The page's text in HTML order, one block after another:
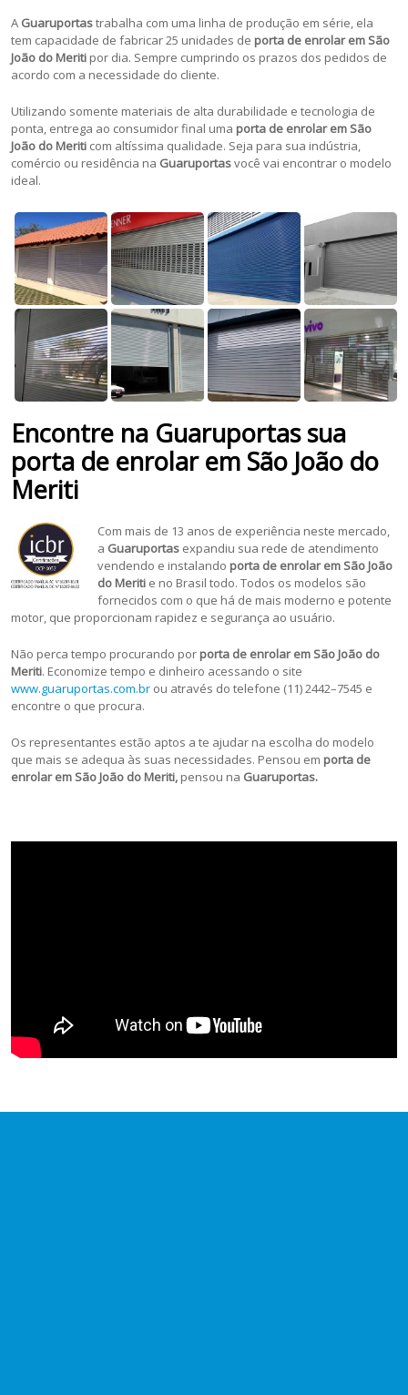
A Guaruportastrabalha com uma linha de produção em série, ela
tem capacidade de fabricar 25 unidades de porta de enrolar em São
João do Meriti por dia. Sempre cumprindo os prazos dos pedidos de
acordo com a necessidade do cliente.
Utilizando somente materiais de alta durabilidade e tecnologia de
ponta, entrega ao consumidor final uma porta de enrolar em São
João do Meriti com altíssima qualidade. Seja para sua indústria,
comércio ou residência na Guaruportasvocê vai encontrar o modelo
ideal.
Encontre na Guaruportas sua
porta de enrolar em São João do
Meriti
Com mais de 13 anos de experiência neste mercado,
a Guaruportasexpandiu sua rede de atendimento
vendendo e instalando porta de enrolar em São João
do Meritie no Brasil todo. Todos os modelos são
fornecidos com o que há de mais moderno e potente
motor, que proporcionam rapidez e segurança ao usuário.
Não perca tempo procurando por porta de enrolar em São João do
Meriti. Economize tempo e dinheiro acessando o site
www.guaruportas.com.br ou através do telefone (11) 2442–7545 e
encontre o que procura.
Os representantes estão aptos a te ajudar na escolha do modelo
que mais se adequa às suas necessidades. Pensou em porta de
enrolar em São João do Meriti, pensou na Guaruportas.